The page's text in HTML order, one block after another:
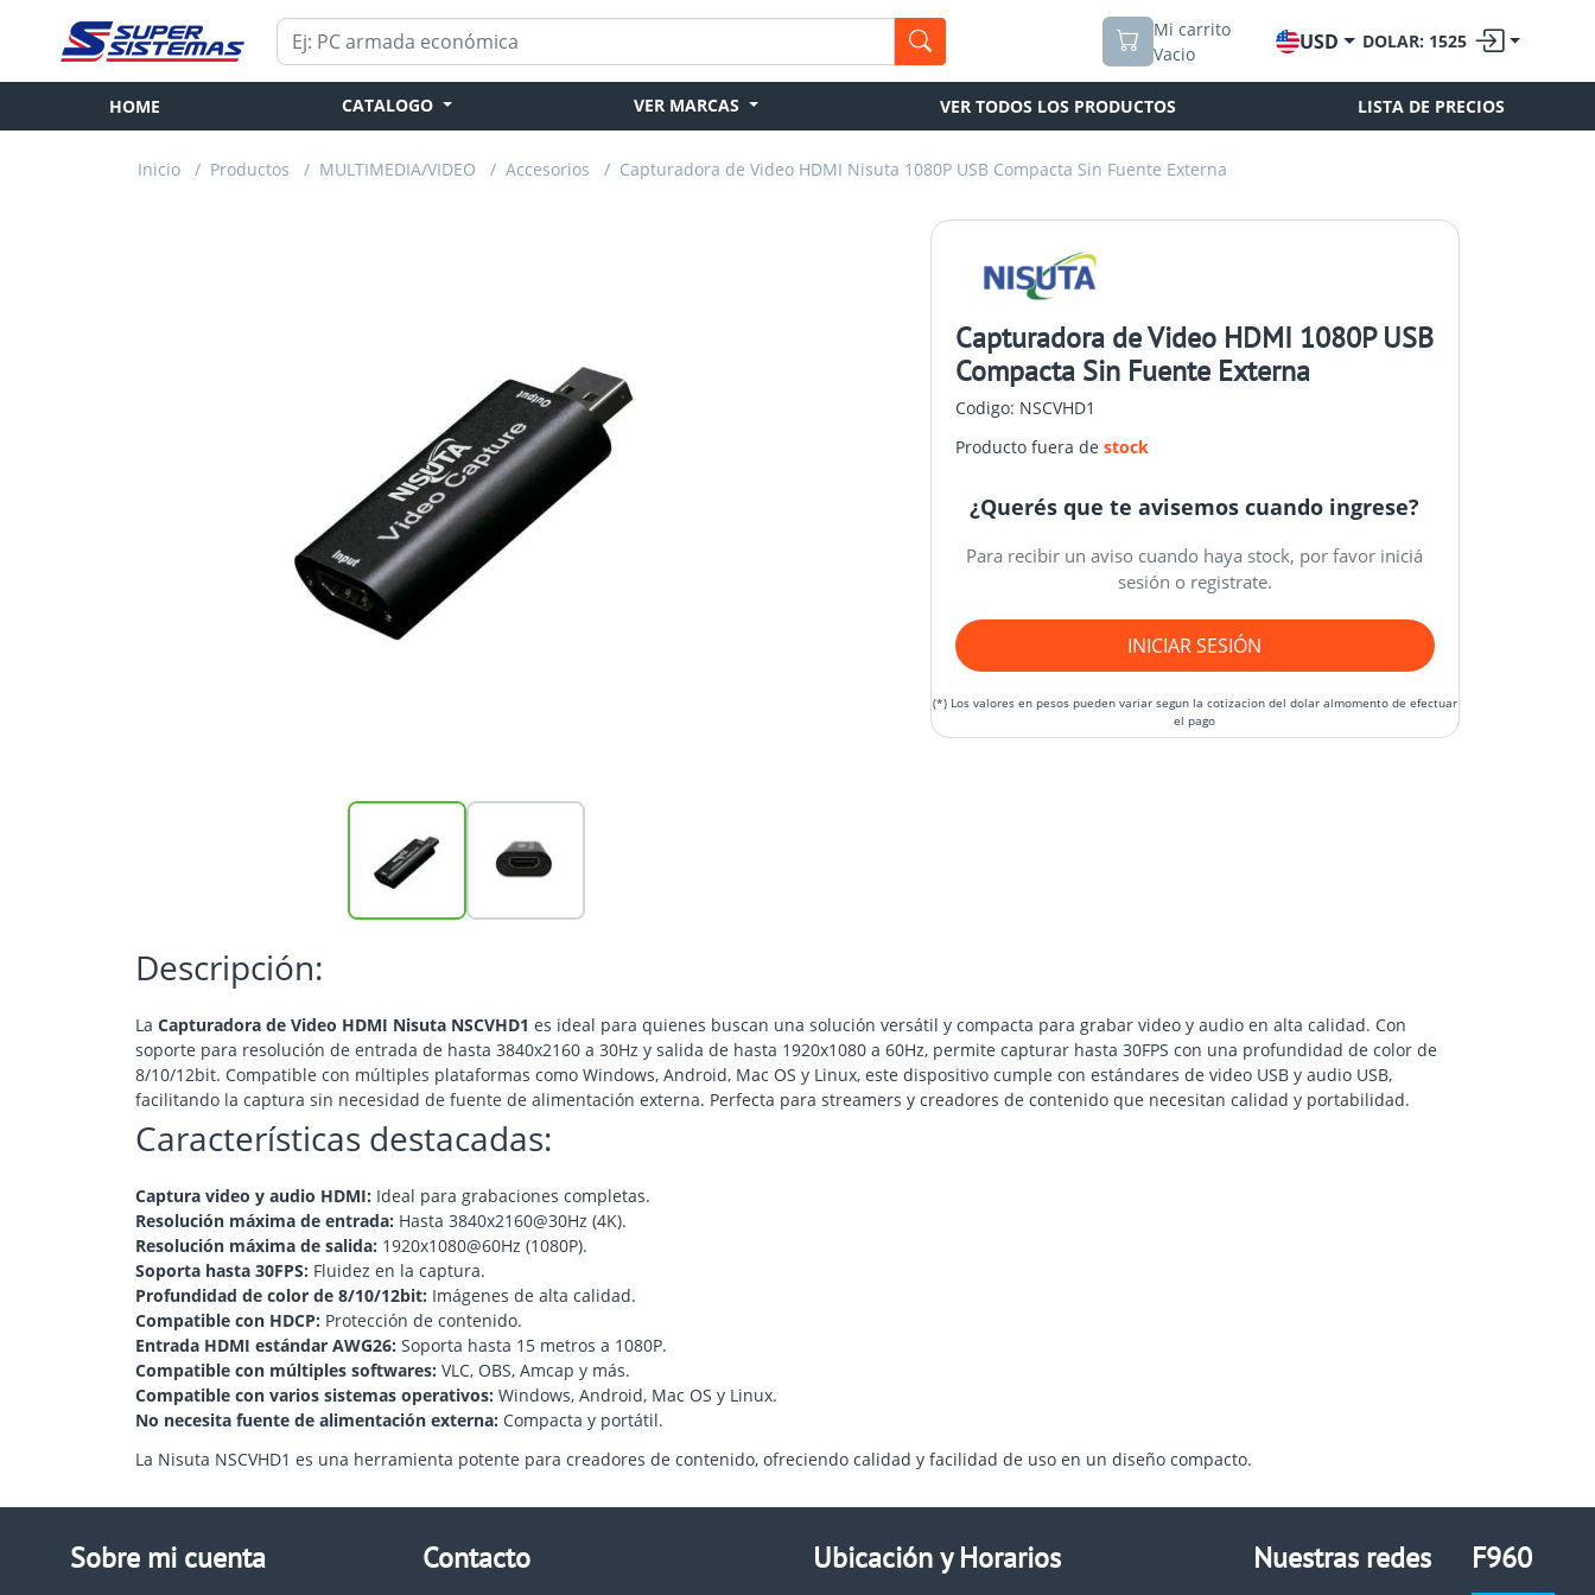
Mi carrito
Vacio
USD DOLAR: 1525
HOME CATALOGO VER MARCAS VER TODOS LOS PRODUCTOS LISTA DE PRECIOS
Inicio / Productos / MULTIMEDIA/VIDEO / Accesorios / Capturadora de Video HDMI Nisuta 1080P USB Compacta Sin Fuente Externa
Capturadora de Video HDMI 1080P USB
Compacta Sin Fuente Externa
Codigo: NSCVHD1
Producto fuera de stock
¿Querés que te avisemos cuando ingrese?
Para recibir un aviso cuando haya stock, por favor iniciá
sesión o registrate.
INICIAR SESIÓN
(*) Los valores en pesos pueden variar segun la cotizacion del dolar almomento de efectuar
el pago
Descripción:
La Capturadora de Video HDMI Nisuta NSCVHD1 es ideal para quienes buscan una solución versátil y compacta para grabar video y audio en alta calidad. Con
soporte para resolución de entrada de hasta 3840x2160 a 30Hz y salida de hasta 1920x1080 a 60Hz, permite capturar hasta 30FPS con una profundidad de color de
8/10/12bit. Compatible con múltiples plataformas como Windows, Android, Mac OS y Linux, este dispositivo cumple con estándares de video USB y audio USB,
facilitando la captura sin necesidad de fuente de alimentación externa. Perfecta para streamers y creadores de contenido que necesitan calidad y portabilidad.
Características destacadas:
Captura video y audio HDMI: Ideal para grabaciones completas.
Resolución máxima de entrada: Hasta 3840x2160@30Hz (4K).
Resolución máxima de salida: 1920x1080@60Hz (1080P).
Soporta hasta 30FPS: Fluidez en la captura.
Profundidad de color de 8/10/12bit: Imágenes de alta calidad.
Compatible con HDCP: Protección de contenido.
Entrada HDMI estándar AWG26: Soporta hasta 15 metros a 1080P.
Compatible con múltiples softwares: VLC, OBS, Amcap y más.
Compatible con varios sistemas operativos: Windows, Android, Mac OS y Linux.
No necesita fuente de alimentación externa: Compacta y portátil.
La Nisuta NSCVHD1 es una herramienta potente para creadores de contenido, ofreciendo calidad y facilidad de uso en un diseño compacto.
Sobre mi cuenta Contacto Ubicación y Horarios Nuestras redes F960